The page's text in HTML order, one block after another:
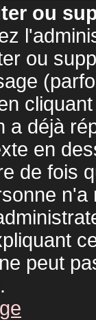
ou
ou
a déjà
en
de fois
peut